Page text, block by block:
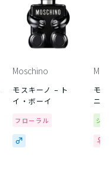
Moschino
モスキーノ – ト
イ・ボーイ
フローラル
モ
ニ
シ